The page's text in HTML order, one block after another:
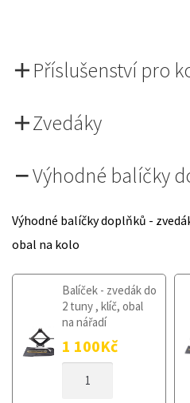
Příslušenství pro
Zvedáky
Výhodné balíčky
Výhodné balíčky doplňků -
obal na kolo
Balíček - zvedák do
2 tuny , klíč, obal
na nářadí
1 100Kč
KOLO